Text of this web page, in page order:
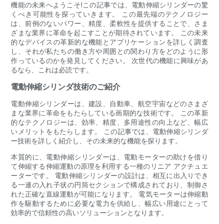
機能の未来へようこそ!この記事では、電動伸縮シリンダーの驚
くべき可能性を探っていきます。 この最先端のテクノロジー
は、前例のないパワー、精度、柔軟性を提供することで、さま
ざまな業界に革命を起こすことが期待されています。 この未来
的なデバイスの革新的な機能とアプリケーションを詳しく調査
し、それが私たちの働き方や周囲との関わり方をどのように形
作っているのかを発見してください。 次世代の機能に興味があ
るなら、これは必読です。
電動伸縮シリンダ技術のご紹介
電動伸縮シリンダーは、建設、自動車、航空宇宙などのさまざ
まな業界に革命をもたらしている画期的な技術です。 この革新
的なテクノロジーは、効率、精度、多用途性の向上など、幅広
いメリットをもたらします。 この記事では、電動伸縮シリンダ
ー技術を詳しく紹介し、その未来的な機能を探ります。
本質的に、電動伸縮シリンダーは、電動モーターの助けを借り
て伸縮する伸縮運動の原理を利用する一種のリニア アクチュエ
ーターです。 電動伸縮シリンダーの設計は、相互に出入りでき
る一連の入れ子状の円筒セクションで構成されており、制御さ
れた正確な直線運動が可能になります。 電気モーターは伸縮動
作を駆動するために必要な電力を供給し、幅広い用途にとって
効率的で信頼性の高いソリューションとなります。